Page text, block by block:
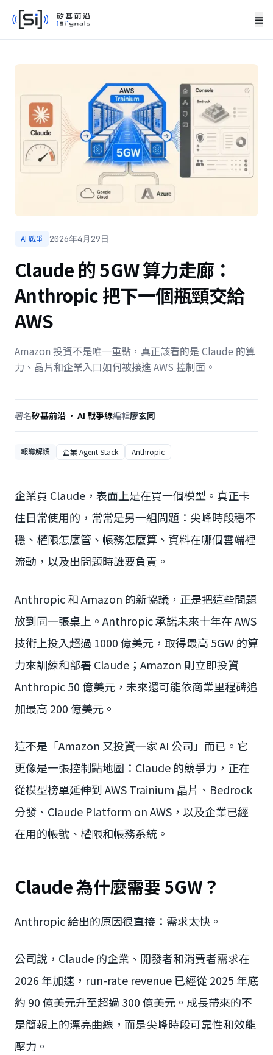
≡
AI 戰爭 2026年4月29日
Claude 的 5GW 算力走廊：
Anthropic 把下一個瓶頸交給
AWS
Amazon 投資不是唯一重點，真正該看的是 Claude 的算
力、晶片和企業入口如何被接進 AWS 控制面。
署名矽基前沿 · AI 戰爭線編輯廖玄同
報導解讀 企業 Agent Stack Anthropic
企業買 Claude，表面上是在買一個模型。真正卡
住日常使用的，常常是另一組問題：尖峰時段穩不
穩、權限怎麼管、帳務怎麼算、資料在哪個雲端裡
流動，以及出問題時誰要負責。
Anthropic 和 Amazon 的新協議，正是把這些問題
放到同一張桌上。Anthropic 承諾未來十年在 AWS
技術上投入超過 1000 億美元，取得最高 5GW 的算
力來訓練和部署 Claude；Amazon 則立即投資
Anthropic 50 億美元，未來還可能依商業里程碑追
加最高 200 億美元。
這不是「Amazon 又投資一家 AI 公司」而已。它
更像是一張控制點地圖：Claude 的競爭力，正在
從模型榜單延伸到 AWS Trainium 晶片、Bedrock
分發、Claude Platform on AWS，以及企業已經
在用的帳號、權限和帳務系統。
Claude 為什麼需要 5GW？
Anthropic 給出的原因很直接：需求太快。
公司說，Claude 的企業、開發者和消費者需求在
2026 年加速，run-rate revenue 已經從 2025 年底
約 90 億美元升至超過 300 億美元。成長帶來的不
是簡報上的漂亮曲線，而是尖峰時段可靠性和效能
壓力。